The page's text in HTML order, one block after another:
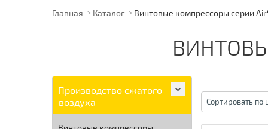
Главная Каталог Винтовые компрессоры серии
Производство сжатого
воздуха
Сортировать по